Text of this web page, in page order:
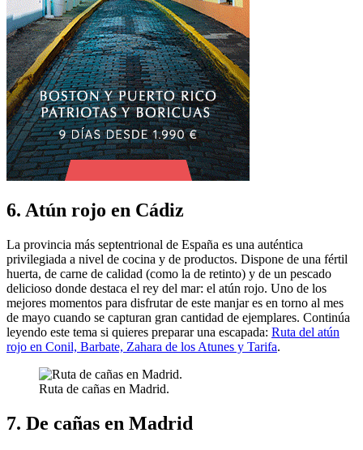
6. Atún rojo en Cádiz
La provincia más septentrional de España es una auténtica
privilegiada a nivel de cocina y de productos. Dispone de una fértil
huerta, de carne de calidad (como la de retinto) y de un pescado
delicioso donde destaca el rey del mar: el atún rojo. Uno de los
mejores momentos para disfrutar de este manjar es en torno al mes
de mayo cuando se capturan gran cantidad de ejemplares. Continúa
leyendo este tema si quieres preparar una escapada: Ruta del atún
rojo en Conil, Barbate, Zahara de los Atunes y Tarifa.
Ruta de cañas en Madrid.
7. De cañas en Madrid